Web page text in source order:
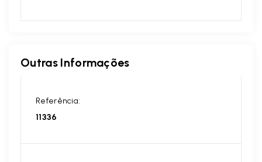
Outras Informações
Referência:
11336